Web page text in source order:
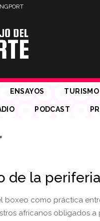
PORT
ENSAYOS TURISMO
PODCAST
de la periferia
boxeo como práctica
africanos obligados a